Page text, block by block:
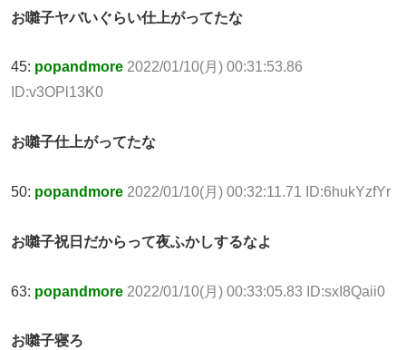
お囃子ヤバいぐらい仕上がってたな
45: popandmore 2022/01/10(月) 00:31:53.86
ID:v3OPl13K0
お囃子仕上がってたな
50: popandmore 2022/01/10(月) 00:32:11.71 ID:6hukYzfYr
お囃子祝日だからって夜ふかしするなよ
63: popandmore 2022/01/10(月) 00:33:05.83 ID:sxI8Qaii0
お囃子寝ろ